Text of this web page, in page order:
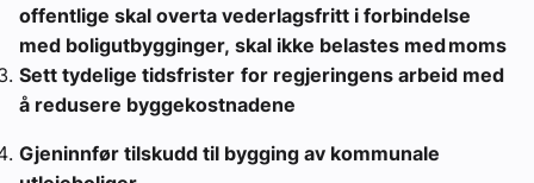
offentlige skal overta vederlagsfritt i forbindelse
med boligutbygginger, skal ikke belastes med moms
Sett tydelige tidsfrister for regjeringens arbeid med
å redusere byggekostnadene
Gjeninnfør tilskudd til bygging av kommunale